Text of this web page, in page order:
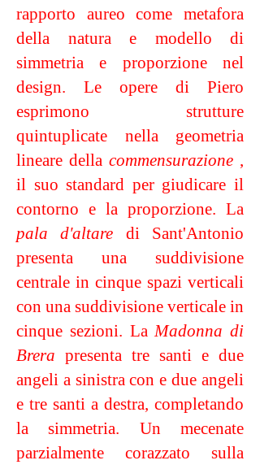
rapporto aureo come metafora
della natura e modello di
simmetria e proporzione nel
design. Le opere di Piero
esprimono strutture
quintuplicate nella geometria
lineare della commensurazione ,
il suo standard per giudicare il
contorno e la proporzione. La
pala d'altare di
Sant'Antonio
presenta una suddivisione
centrale in cinque spazi verticali
con una suddivisione verticale in
cinque sezioni. LaMadonna di
Brera presenta tre santi e due
angeli a sinistra con e due angeli
e tre santi a destra, completando
la simmetria. Un mecenate
parzialmente corazzato sulla